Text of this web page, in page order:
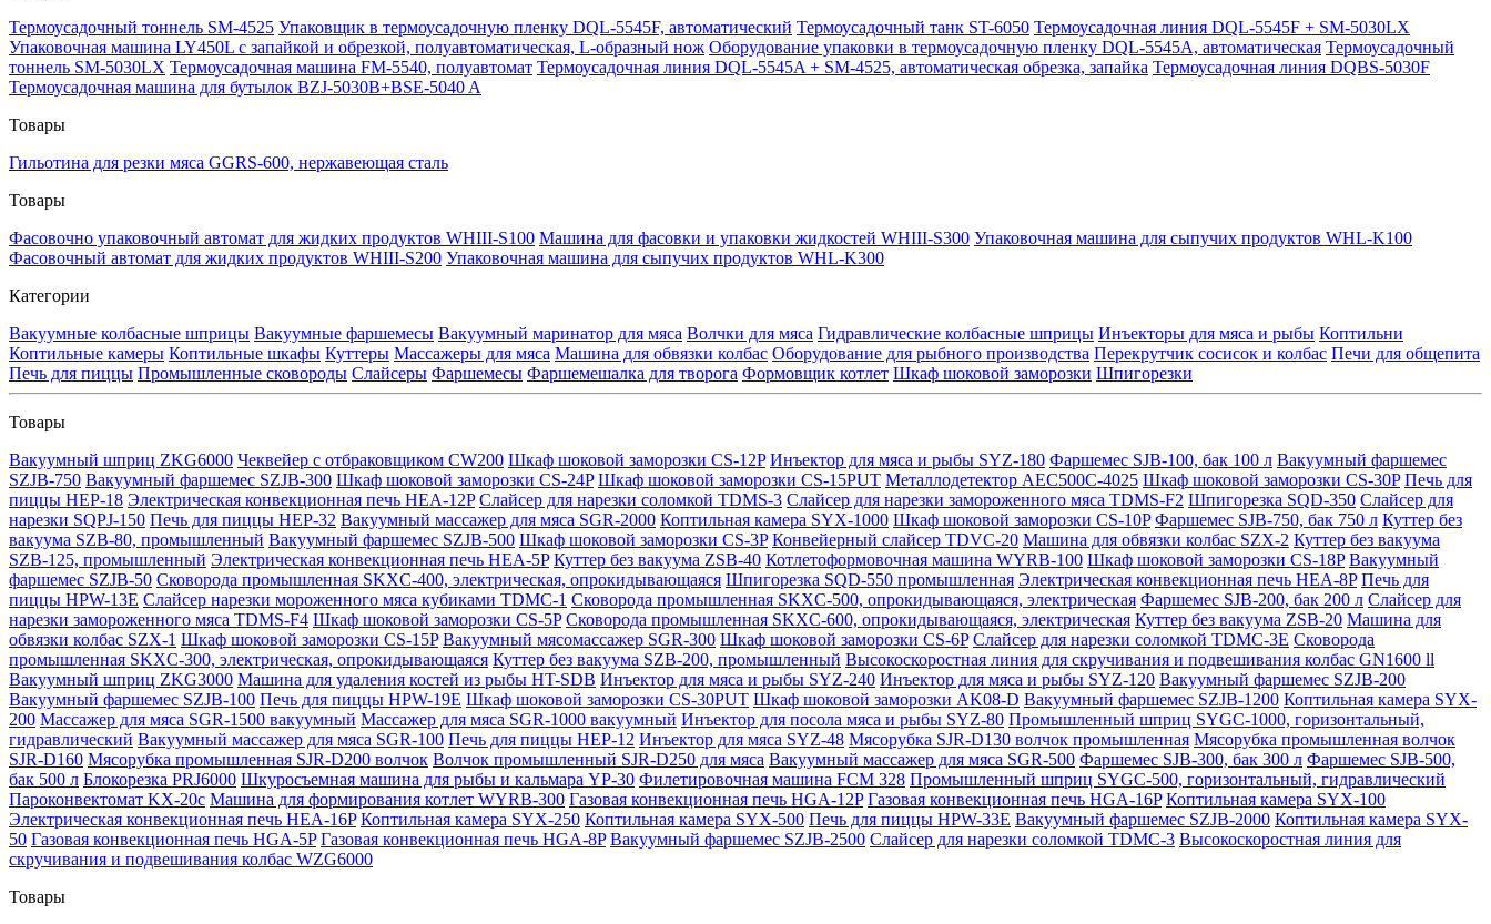
Термоусадочный тоннель SM-4525 Упаковщик в термоусадочную пленку DQL-5545F, автоматический Термоусадочный танк ST-6050 Термоусадочная линия DQL-5545F + SM-5030LX
Упаковочная машина LY450L с запайкой и обрезкой, полуавтоматическая, L-образный нож Оборудование упаковки в термоусадочную пленку DQL-5545A, автоматическая Термоусадочный
тоннель SM-5030LX Термоусадочная машина FM-5540, полуавтомат Термоусадочная линия DQL-5545A + SM-4525, автоматическая обрезка, запайка Термоусадочная линия DQBS-5030F
Термоусадочная машина для бутылок BZJ-5030B+BSE-5040 A
Товары
Гильотина для резки мяса GGRS-600, нержавеющая сталь
Товары
Фасовочно упаковочный автомат для жидких продуктов WHIII-S100 Машина для фасовки и упаковки жидкостей WHIII-S300 Упаковочная машина для сыпучих продуктов WHL-K100
Фасовочный автомат для жидких продуктов WHIII-S200 Упаковочная машина для сыпучих продуктов WHL-K300
Категории
Вакуумные колбасные шприцы Вакуумные фаршемесы Вакуумный маринатор для мяса Волчки для мяса Гидравлические колбасные шприцы Инъекторы для мяса и рыбы Коптильни
Коптильные камеры Коптильные шкафы Куттеры Массажеры для мяса Машина для обвязки колбас Оборудование для рыбного производства Перекрутчик сосисок и колбас Печи для общепита
Печь для пиццы Промышленные сковороды Слайсеры Фаршемесы Фаршемешалка для творога Формовщик котлет Шкаф шоковой заморозки Шпигорезки
Товары
Вакуумный шприц ZKG6000 Чеквейер с отбраковщиком CW200 Шкаф шоковой заморозки CS-12P Инъектор для мяса и рыбы SYZ-180 Фаршемес SJB-100, бак 100 л Вакуумный фаршемес
SZJB-750 Вакуумный фаршемес SZJB-300 Шкаф шоковой заморозки CS-24P Шкаф шоковой заморозки CS-15PUT Металлодетектор AEC500C-4025 Шкаф шоковой заморозки CS-30P Печь для
пиццы HEP-18 Электрическая конвекционная печь HEA-12P Слайсер для нарезки соломкой TDMS-3 Слайсер для нарезки замороженного мяса TDMS-F2 Шпигорезка SQD-350 Слайсер для
нарезки SQPJ-150 Печь для пиццы HEP-32 Вакуумный массажер для мяса SGR-2000 Коптильная камера SYX-1000 Шкаф шоковой заморозки CS-10P Фаршемес SJB-750, бак 750 л Куттер без
вакуума SZB-80, промышленный Вакуумный фаршемес SZJB-500 Шкаф шоковой заморозки CS-3P Конвейерный слайсер TDVC-20 Машина для обвязки колбас SZX-2 Куттер без вакуума
SZB-125, промышленный Электрическая конвекционная печь HEA-5P Куттер без вакуума ZSB-40 Котлетоформовочная машина WYRB-100 Шкаф шоковой заморозки CS-18P Вакуумный
фаршемес SZJB-50 Сковорода промышленная SKXC-400, электрическая, опрокидывающаяся Шпигорезка SQD-550 промышленная Электрическая конвекционная печь HEA-8P Печь для
пиццы HPW-13E Слайсер нарезки мороженного мяса кубиками TDMC-1 Сковорода промышленная SKXC-500, опрокидывающаяся, электрическая Фаршемес SJB-200, бак 200 л Слайсер для
нарезки замороженного мяса TDMS-F4 Шкаф шоковой заморозки CS-5P Сковорода промышленная SKXC-600, опрокидывающаяся, электрическая Куттер без вакуума ZSB-20 Машина для
обвязки колбас SZX-1 Шкаф шоковой заморозки CS-15P Вакуумный мясомассажер SGR-300 Шкаф шоковой заморозки CS-6P Слайсер для нарезки соломкой TDMC-3E Сковорода
промышленная SKXC-300, электрическая, опрокидывающаяся Куттер без вакуума SZB-200, промышленный Высокоскоростная линия для скручивания и подвешивания колбас GN1600 ll
Вакуумный шприц ZKG3000 Машина для удаления костей из рыбы HT-SDB Инъектор для мяса и рыбы SYZ-240 Инъектор для мяса и рыбы SYZ-120 Вакуумный фаршемес SZJB-200
Вакуумный фаршемес SZJB-100 Печь для пиццы HPW-19E Шкаф шоковой заморозки CS-30PUT Шкаф шоковой заморозки AK08-D Вакуумный фаршемес SZJB-1200 Коптильная камера SYX-
200 Массажер для мяса SGR-1500 вакуумный Массажер для мяса SGR-1000 вакуумный Инъектор для посола мяса и рыбы SYZ-80 Промышленный шприц SYGC-1000, горизонтальный,
гидравлический Вакуумный массажер для мяса SGR-100 Печь для пиццы HEP-12 Инъектор для мяса SYZ-48 Мясорубка SJR-D130 волчок промышленная Мясорубка промышленная волчок
SJR-D160 Мясорубка промышленная SJR-D200 волчок Волчок промышленный SJR-D250 для мяса Вакуумный массажер для мяса SGR-500 Фаршемес SJB-300, бак 300 л Фаршемес SJB-500,
бак 500 л Блокорезка PRJ6000 Шкуросъемная машина для рыбы и кальмара YP-30 Филетировочная машина FCM 328 Промышленный шприц SYGC-500, горизонтальный, гидравлический
Пароконвектомат KX-20c Машина для формирования котлет WYRB-300 Газовая конвекционная печь HGA-12P Газовая конвекционная печь HGA-16P Коптильная камера SYX-100
Электрическая конвекционная печь HEA-16P Коптильная камера SYX-250 Коптильная камера SYX-500 Печь для пиццы HPW-33E Вакуумный фаршемес SZJB-2000 Коптильная камера SYX-
50 Газовая конвекционная печь HGA-5P Газовая конвекционная печь HGA-8P Вакуумный фаршемес SZJB-2500 Слайсер для нарезки соломкой TDMC-3 Высокоскоростная линия для
скручивания и подвешивания колбас WZG6000
Товары